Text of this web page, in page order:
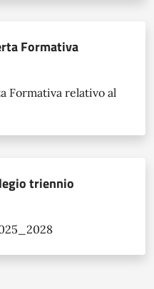
Formativa
Formativa relativo al
triennio